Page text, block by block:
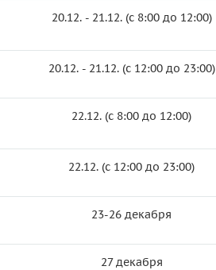
20.12. - 21.12. (c 8:00 до 12:00)
20.12. - 21.12. (c 12:00 до 23:00)
22.12. (c 8:00 до 12:00)
22.12. (c 12:00 до 23:00)
23-26 декабря
27 декабря